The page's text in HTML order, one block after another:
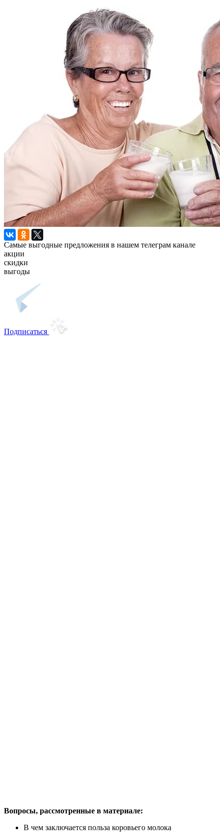
Самые выгодные предложения в нашем телеграм канале
акции
скидки
выгоды
Подписаться
Вопросы, рассмотренные в материале:
В чем заключается польза коровьего молока